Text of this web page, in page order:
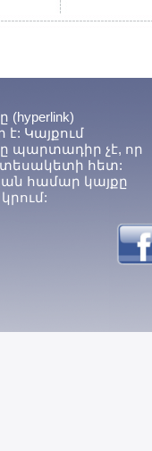
(hyperlink)
է: Կայքում
պարտադիր չէ, որ
տեսակետի հետ:
համար կայքը